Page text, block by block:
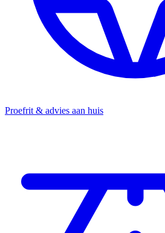
Proefrit & advies aan huis